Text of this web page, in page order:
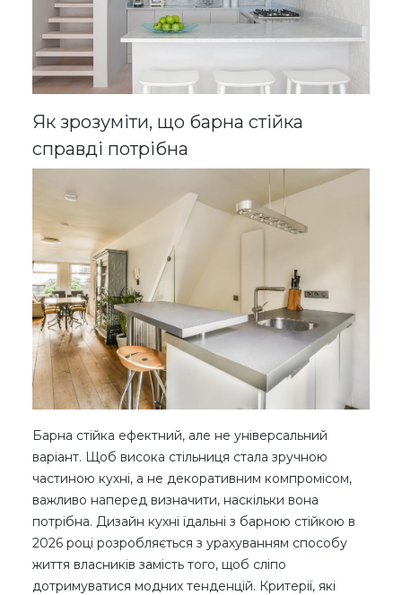
Як зрозуміти, що барна стійка
справді потрібна
Барна стійка ефектний, але не універсальний
варіант. Щоб висока стільниця стала зручною
частиною кухні, а не декоративним компромісом,
важливо наперед визначити, наскільки вона
потрібна. Дизайн кухні їдальні з барною стійкою в
2026 році розробляється з урахуванням способу
життя власників замість того, щоб сліпо
дотримуватися модних тенденцій. Критерії, які